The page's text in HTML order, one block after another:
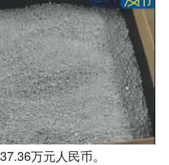
万元人民币。